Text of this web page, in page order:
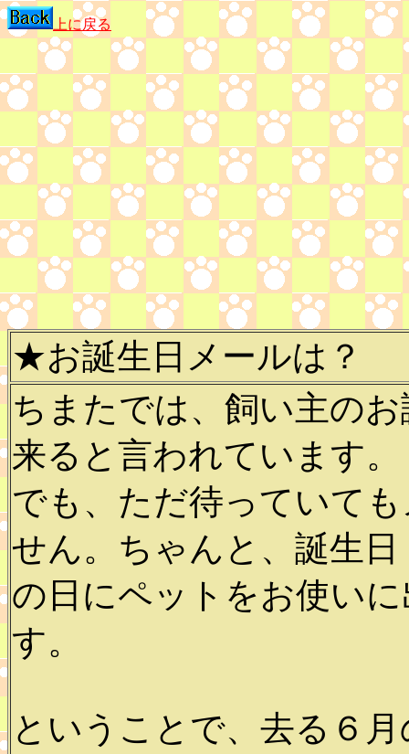
上に戻る
★お誕生日メールは？
ちまたでは、飼い主の
来ると言われています。
でも、ただ待っていて
せん。ちゃんと、誕生日
の日にペットをお使い
す。
ということで、去る６